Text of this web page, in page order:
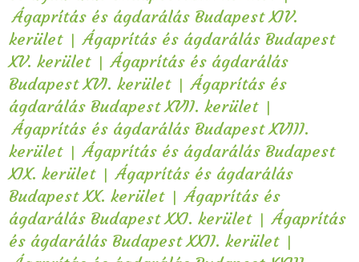
Ágaprítás és ágdarálás Budapest XIV.
kerület | Ágaprítás és ágdarálás Budapest
XV. kerület | Ágaprítás és ágdarálás
Budapest XVI. kerület | Ágaprítás és
ágdarálás Budapest XVII. kerület |
Ágaprítás és ágdarálás Budapest XVIII.
kerület | Ágaprítás és ágdarálás Budapest
XIX. kerület | Ágaprítás és ágdarálás
Budapest XX. kerület | Ágaprítás és
ágdarálás Budapest XXI. kerület | Ágaprítás
és ágdarálás Budapest XXII. kerület |